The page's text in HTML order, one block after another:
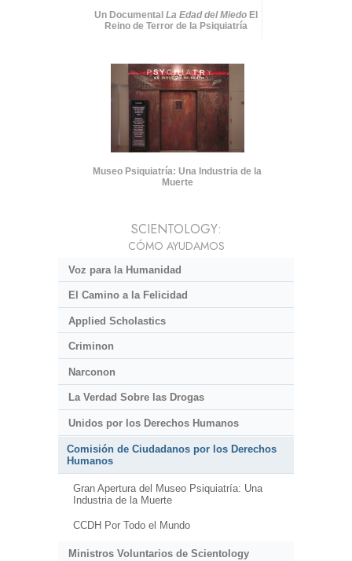
Un Documental La Edad del MiedoEl
Reino de Terror de la Psiquiatría
Museo Psiquiatría: Una Industria de la
Muerte
SCIENTOLOGY:
CÓMO AYUDAMOS
Voz para la Humanidad
El Camino a la Felicidad
Applied Scholastics
Criminon
Narconon
La Verdad Sobre las Drogas
Unidos por los Derechos Humanos
Comisión de Ciudadanos por los Derechos
Humanos
Gran Apertura del Museo Psiquiatría: Una
Industria de la Muerte
CCDH Por Todo el Mundo
Ministros Voluntarios de Scientology